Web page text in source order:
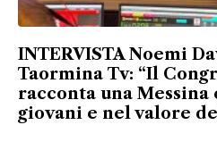
INTERVISTA Noemi
Taormina Tv: “Il
racconta una
giovani e nel valore